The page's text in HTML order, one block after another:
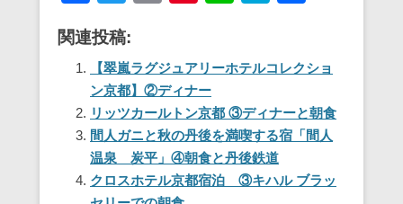
c
e
b
o
o
k
tt
er
e
st
n
a
関連投稿:
【翠嵐ラグジュアリーホテルコレクショ
ン京都】②ディナー
リッツカールトン京都 ③ディナーと朝食
間人ガニと秋の丹後を満喫する宿「間人
温泉 炭平」④朝食と丹後鉄道
クロスホテル京都宿泊 ③キハル ブラッ